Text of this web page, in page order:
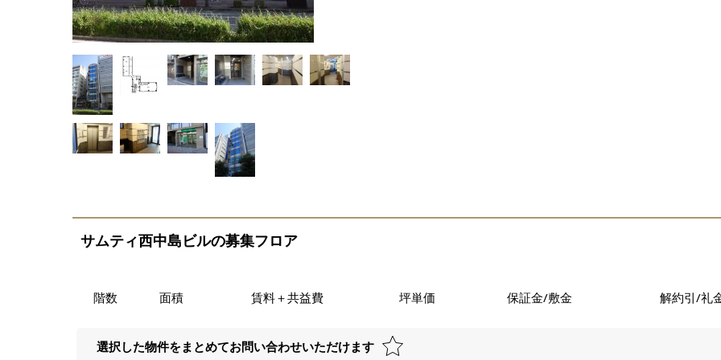
サムティ西中島ビルの募集フロア
階数 面積 賃料＋共益費 坪単価 保証金/敷金 解約引/礼
選択した物件をまとめてお問い合わせいただけます